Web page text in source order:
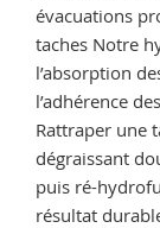
évacuations
taches Notre
l’absorption
l’adhérence
Rattraper une
dégraissant
puis ré-
résultat